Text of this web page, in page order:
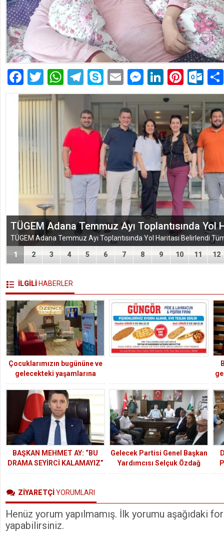
Facebook
Twitter
WhatsApp
Telegram
SkypeEmailMessenger
LinkedIn
EĞİTİM-BİR-SEN ADANA ŞUBESİ’NDEN
VEFA VE DAYANIŞMA ÇIKARMASI
1 2 3 4 5 6 7 8 9 10 11 12
İLGİLİHABERLER
Çocuklarımızın bugününe ve
gelecekteki yaşamlarına
rehber olmaya gayret
gösterdik
BAŞKAN MEHMET AY: “BU
DRAMA SEYİRCİ KALAMAYIZ”
Gelecek Partisi Genel Başkan
Yardımcısı Selçuk Özdağ
Adana’ya geldi.
ZİYARETÇİYORUMLARI
Henüz yorum yapılmamış. İlk yorumu aşağıdaki
yapabilirsiniz.